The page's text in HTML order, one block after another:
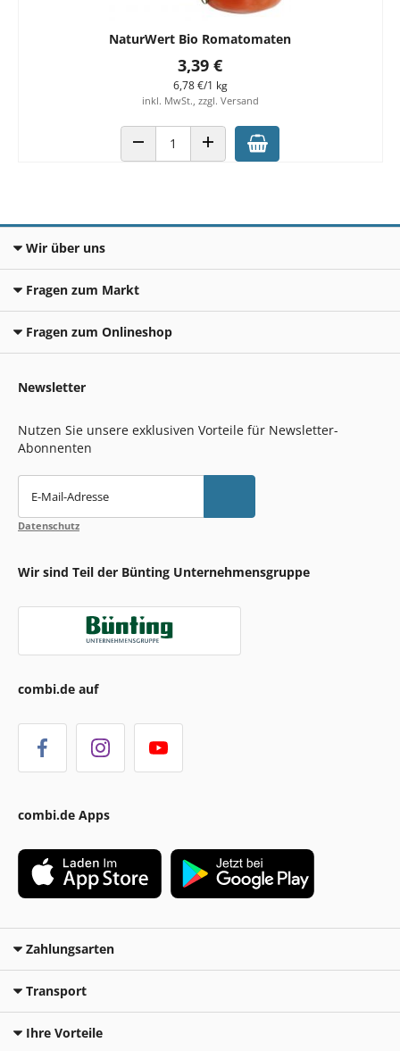
NaturWert Bio Romatomaten
3,39 €
6,78 €/1 kg
inkl. MwSt., zzgl. Versand
ANZAHL VERRINGERNANZAHL ERHÖHEN
Wir über uns
Fragen zum Markt
Fragen zum Onlineshop
Newsletter
Nutzen Sie unsere exklusiven Vorteile für Newsletter-
Abonnenten
E-Mail-Adresse
Datenschutz
Wir sind Teil der Bünting Unternehmensgruppe
combi.de auf
combi.de Apps
Zahlungsarten
Transport
Ihre Vorteile